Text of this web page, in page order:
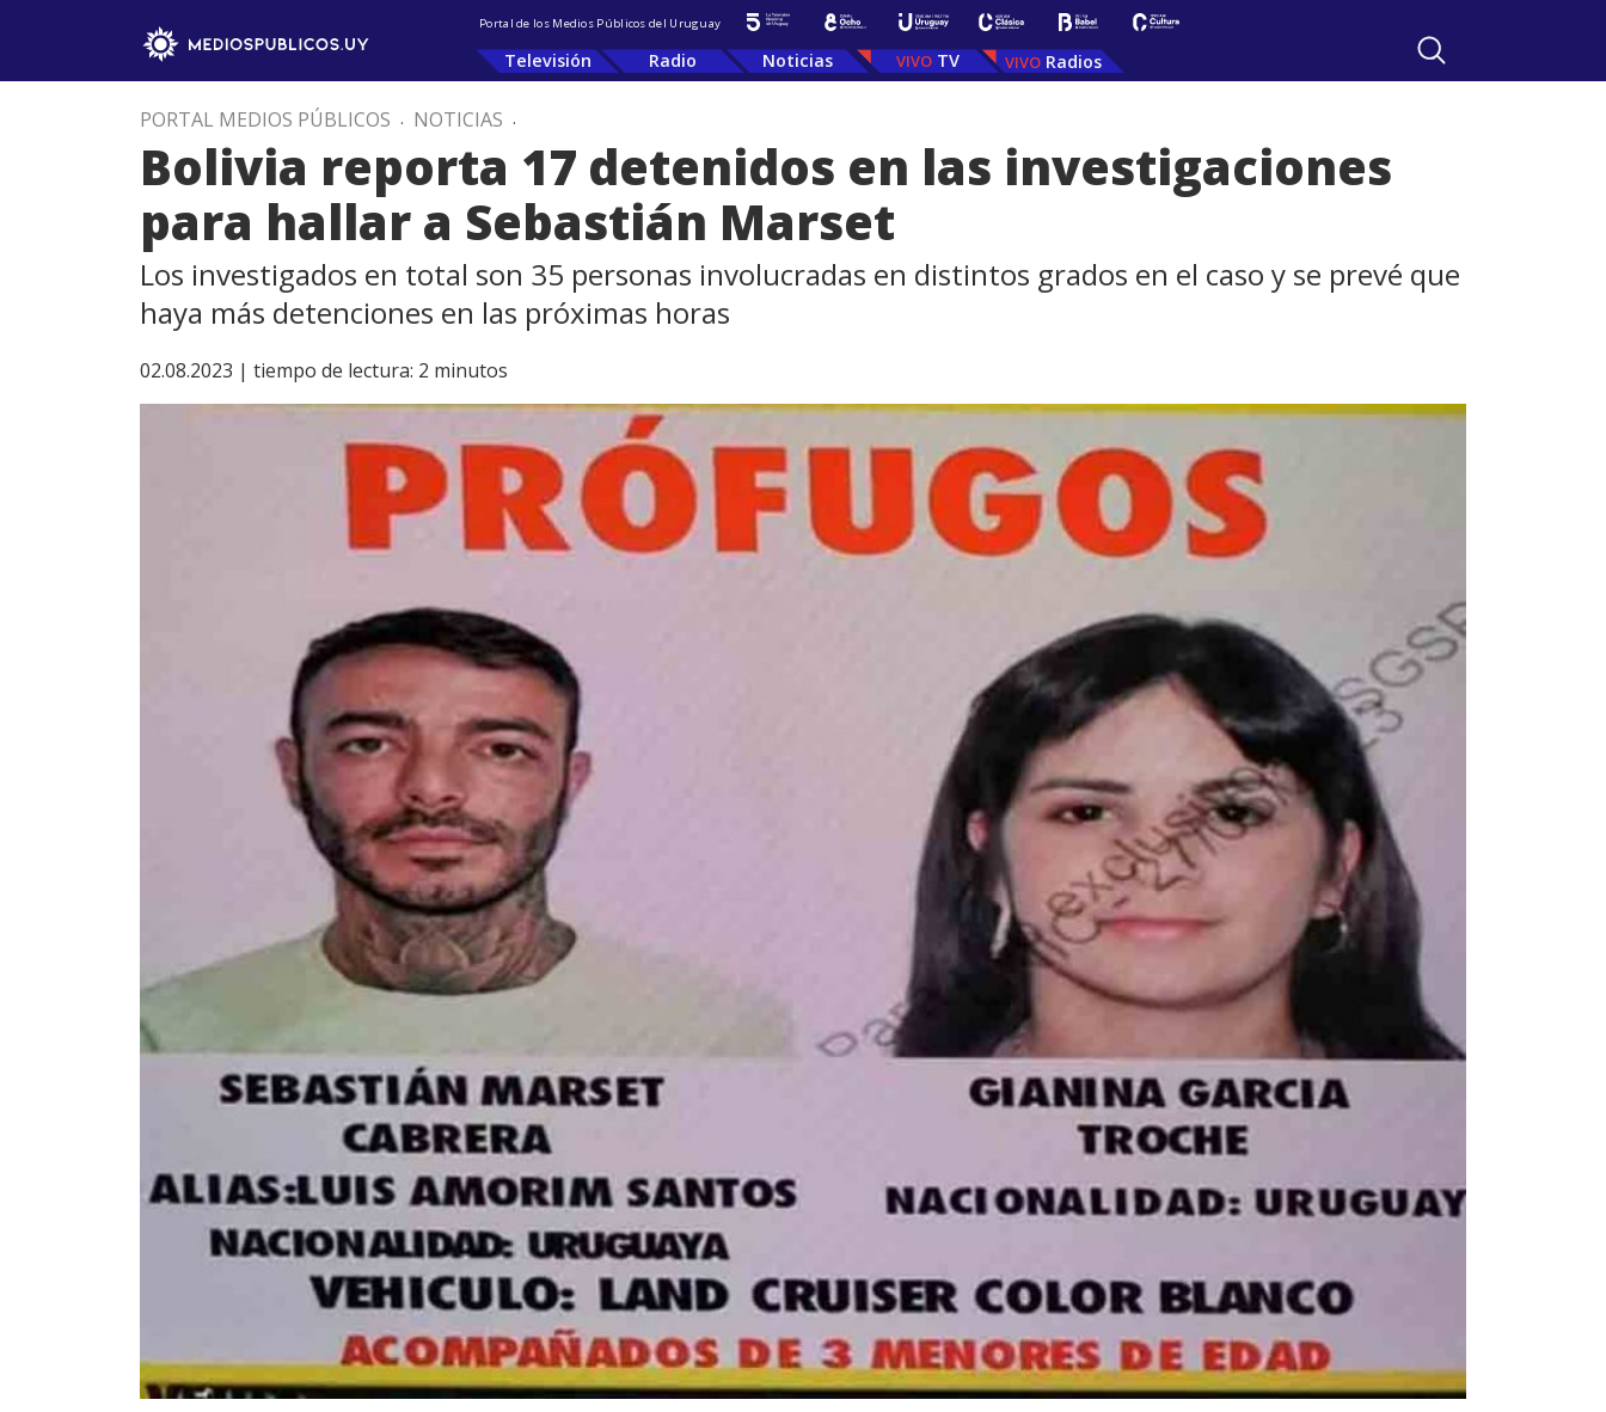
Portal de los Medios Públicos del Uruguay
Televisión Radio Noticias TV Radios
PORTAL MEDIOS PÚBLICOS . NOTICIAS .
Bolivia reporta 17 detenidos en las investigaciones
para hallar a Sebastián Marset
Los investigados en total son 35 personas involucradas en distintos grados en el caso y se prevé que
haya más detenciones en las próximas horas
02.08.2023 | tiempo de lectura: 2 minutos